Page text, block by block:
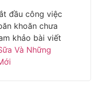
đầu công việc
khoăn chưa
khảo bài viết
Và Những